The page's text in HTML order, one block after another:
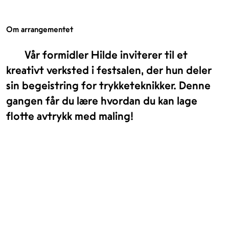
Om arrangementet
Vår formidler Hilde inviterer til et
kreativt verksted i festsalen, der hun deler
sin begeistring for trykketeknikker. Denne
gangen får du lære hvordan du kan lage
flotte avtrykk med maling!